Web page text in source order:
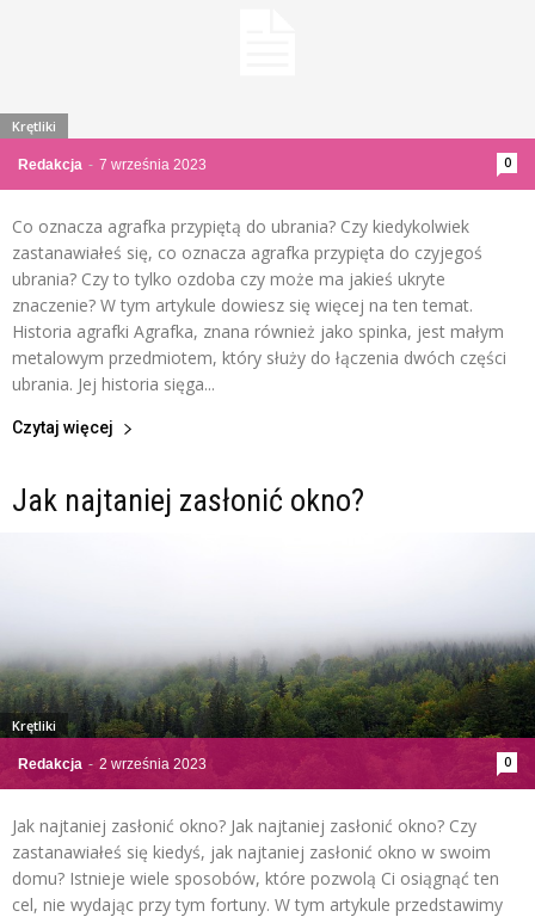
Redakcja - 7 września 2023 0
Krętliki
Co oznacza agrafka przypiętą do ubrania? Czy kiedykolwiek
zastanawiałeś się, co oznacza agrafka przypięta do czyjegoś
ubrania? Czy to tylko ozdoba czy może ma jakieś ukryte
znaczenie? W tym artykule dowiesz się więcej na ten temat.
Historia agrafki Agrafka, znana również jako spinka, jest małym
metalowym przedmiotem, który służy do łączenia dwóch części
ubrania. Jej historia sięga...
Czytaj więcej
Jak najtaniej zasłonić okno?
Redakcja - 2 września 2023 0
Krętliki
Jak najtaniej zasłonić okno? Jak najtaniej zasłonić okno? Czy
zastanawiałeś się kiedyś, jak najtaniej zasłonić okno w swoim
domu? Istnieje wiele sposobów, które pozwolą Ci osiągnąć ten
cel, nie wydając przy tym fortuny. W tym artykule przedstawimy